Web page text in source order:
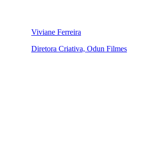
Viviane Ferreira
Diretora Criativa, Odun Filmes